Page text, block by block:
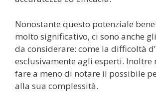
Nonostante questo potenziale
molto significativo, ci sono anche
da considerare: come la difficoltà
esclusivamente agli esperti. Inoltre
fare a meno di notare il possibile
alla sua complessità.